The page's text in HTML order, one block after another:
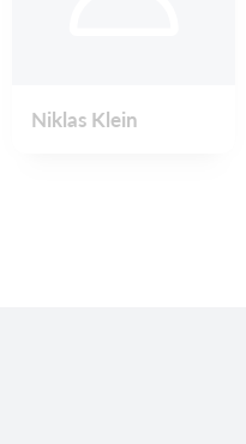
Niklas Klein